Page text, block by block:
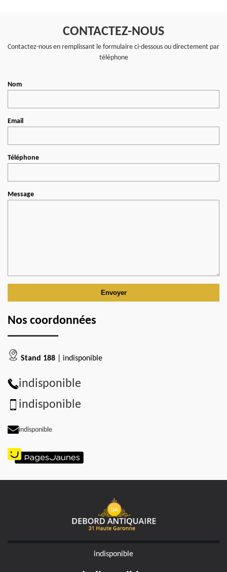
CONTACTEZ-NOUS
Contactez-nous en remplissant le formulaire ci-dessous ou directement par
téléphone
Nom
Email
Téléphone
Message
Nos coordonnées
Stand 188 | indisponible
indisponible
indisponible
indisponible
indisponible